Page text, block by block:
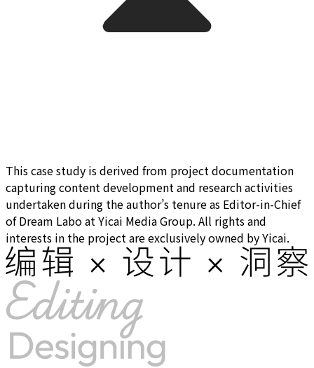
This case study is derived from project documentation
capturing content development and research activities
undertaken during the author’s tenure as Editor-in-Chief
of Dream Labo at Yicai Media Group. All rights and
interests in the project are exclusively owned by Yicai.